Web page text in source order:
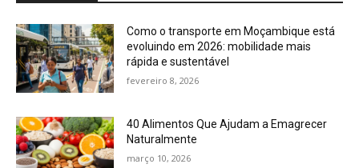
Como o transporte em Moçambique está
evoluindo em 2026: mobilidade mais
rápida e sustentável
fevereiro 8, 2026
40 Alimentos Que Ajudam a Emagrecer
Naturalmente
março 10, 2026